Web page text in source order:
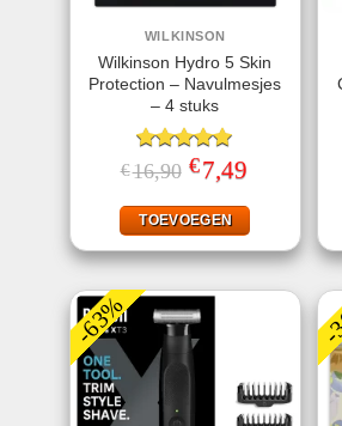
WILKINSON
Wilkinson Hydro 5 Skin
Protection – Navulmesjes
– 4 stuks
Gewaardeerd
5.00 uit 5
€16,90 Oorspronkelijke
prijs
€16,90.
€7,49
€7,49.
TOEVOEGEN
-63% -